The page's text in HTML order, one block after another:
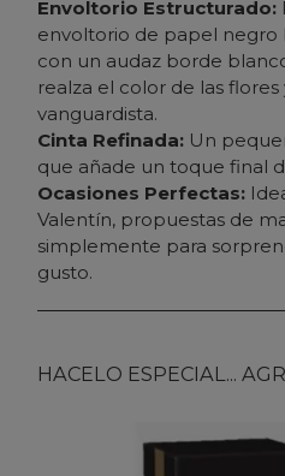
Envoltorio Estructurado:
envoltorio de papel negro
con un audaz borde
realza el color de las
vanguardista.
Cinta Refinada: Un
que añade un toque final
Ocasiones Perfectas:
Valentín, propuestas de
simplemente para
gusto.
HACELO ESPECIAL...